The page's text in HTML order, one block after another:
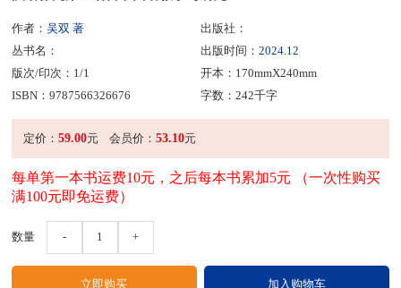
作者： 吴双 著
出版社：
丛书名：
出版时间： 2024.12
版次/印次：1/1
开本：170mmX240mm
ISBN：9787566326676
字数：242千字
定价： 59.00元 会员价：53.10元
每单第一本书运费10元，之后每本书累加5元 （一次性购买
满100元即免运费）
数量 - 1 +